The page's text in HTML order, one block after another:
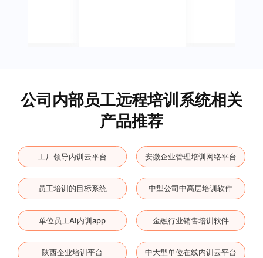
公司内部员工远程培训系统相关
产品推荐
工厂领导内训云平台 安徽企业管理培训网络平台
员工培训的目标系统 中型公司中高层培训软件
单位员工AI内训app 金融行业销售培训软件
陕西企业培训平台 中大型单位在线内训云平台